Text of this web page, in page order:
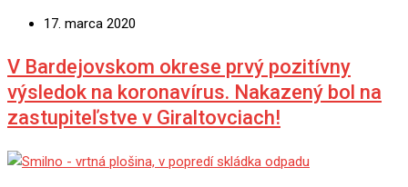
17. marca 2020
V Bardejovskom okrese prvý pozitívny
výsledok na koronavírus. Nakazený bol na
zastupiteľstve v Giraltovciach!